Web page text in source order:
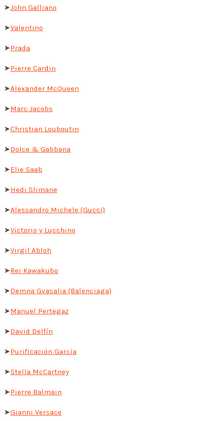
➤John Galliano
➤Valentino
➤Prada
➤Pierre Cardin
➤Alexander McQueen
➤Marc Jacobs
➤Christian Louboutin
➤Dolce & Gabbana
➤Elie Saab
➤Hedi Slimane
➤Alessandro Michele (Gucci)
➤Victorio y Lucchino
➤Virgil Abloh
➤Rei Kawakubo
➤Demna Gvasalia (Balenciaga)
➤Manuel Pertegaz
➤David Delfín
➤Purificación García
➤Stella McCartney
➤Pierre Balmain
➤Gianni Versace